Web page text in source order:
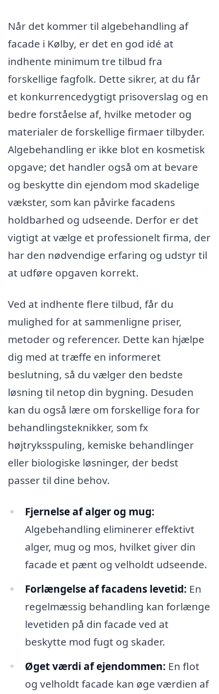
Når det kommer til algebehandling af
facade i Kølby, er det en god idé at
indhente minimum tre tilbud fra
forskellige fagfolk. Dette sikrer, at du får
et konkurrencedygtigt prisoverslag og en
bedre forståelse af, hvilke metoder og
materialer de forskellige firmaer tilbyder.
Algebehandling er ikke blot en kosmetisk
opgave; det handler også om at bevare
og beskytte din ejendom mod skadelige
vækster, som kan påvirke facadens
holdbarhed og udseende. Derfor er det
vigtigt at vælge et professionelt firma, der
har den nødvendige erfaring og udstyr til
at udføre opgaven korrekt.
Ved at indhente flere tilbud, får du
mulighed for at sammenligne priser,
metoder og referencer. Dette kan hjælpe
dig med at træffe en informeret
beslutning, så du vælger den bedste
løsning til netop din bygning. Desuden
kan du også lære om forskellige fora for
behandlingsteknikker, som fx
højtryksspuling, kemiske behandlinger
eller biologiske løsninger, der bedst
passer til dine behov.
Fjernelse af alger og mug:
Algebehandling eliminerer effektivt
alger, mug og mos, hvilket giver din
facade et pænt og velholdt udseende.
Forlængelse af facadens levetid: En
regelmæssig behandling kan forlænge
levetiden på din facade ved at
beskytte mod fugt og skader.
Øget værdi af ejendommen: En flot
og velholdt facade kan øge værdien af